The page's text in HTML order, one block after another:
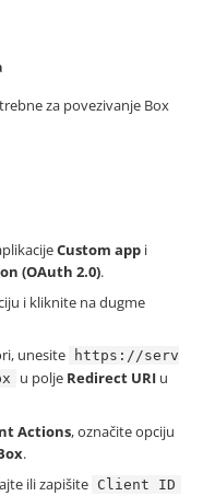
za povezivanje Box
Custom app i
(OAuth 2.0).
i kliknite na dugme
unesite
https://serv
u polje Redirect URI u
Actions, označite opciju
.
ili zapišite Client ID